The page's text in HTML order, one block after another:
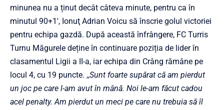
minunea nu a ținut decât câteva minute, pentru ca în
minutul 90+1′, Ionuţ Adrian Voicu să înscrie golul victoriei
pentru echipa gazdă. După această înfrângere, FC Turris
Turnu Măgurele deține în continuare poziția de lider în
clasamentul Ligii a II-a, iar echipa din Crâng rămâne pe
locul 4, cu 19 puncte. ,,Sunt foarte supărat că am pierdut
un joc pe care l-am avut în mână. Noi le-am făcut cadou
acel penalty. Am pierdut un meci pe care nu trebuia să îl